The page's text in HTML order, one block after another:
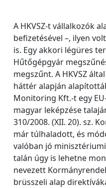
A HKVSZ-t vállalkozók
befizetésével –, ilyen
is. Egy akkori légüres
Hűtőgépgyár
megszűnt. A HKVSZ
háttér alapján
Monitoring Kft.-t egy
magyar leképzése
310/2008. (XII. 20). sz.
már túlhaladott, és
valóban jó
talán úgy is lehetne
nevezett
brüsszeli alap